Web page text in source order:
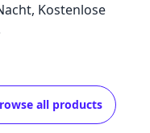
Kostenlose
all products